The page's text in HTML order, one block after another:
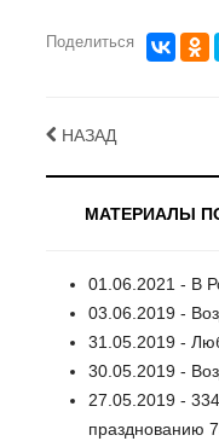
Поделиться
НАЗАД
МАТЕРИАЛЫ
01.06.2021 - В
03.06.2019 -
31.05.2019 -
30.05.2019 -
27.05.2019 -
празднованию